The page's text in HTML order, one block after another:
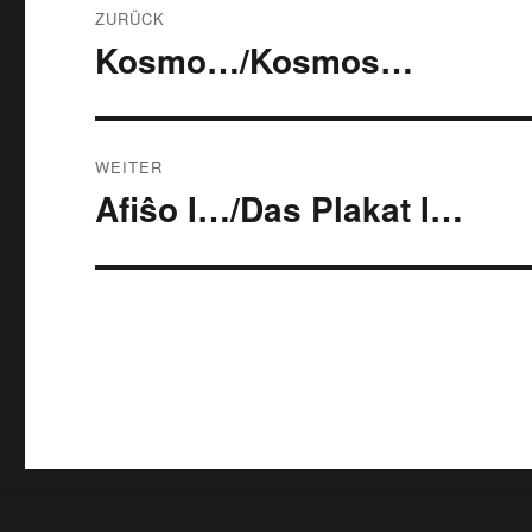
ZURÜCK
Vorheriger
Kosmo…/Kosmos…
WEITER
Nächster
Afiŝo I…/Das Plakat I…